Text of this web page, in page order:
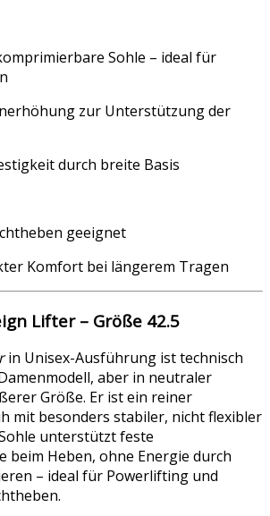
Sohle – ideal für
zur Unterstützung der
durch breite Basis
geeignet
Komfort bei längerem Tragen
Lifter – Größe 42.5
in Unisex-Ausführung ist technisch
aber in neutraler
Größe. Er ist ein reiner
mit besonders stabiler, nicht flexibler
unterstützt feste
beim Heben, ohne Energie durch
– ideal für Powerlifting und